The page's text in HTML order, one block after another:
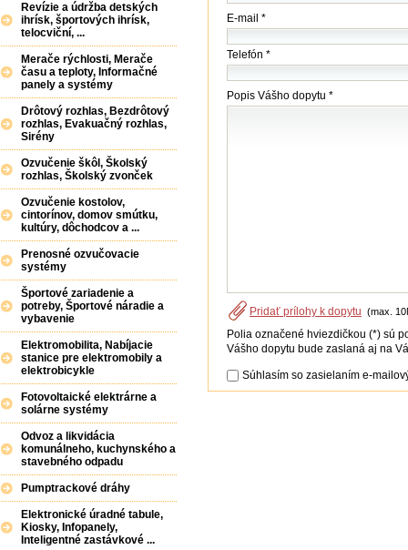
E-mail *
Telefón *
Popis Vášho dopytu *
Pridať prílohy k dopytu (max.
Polia označené hviezdičkou (*) sú
Vášho dopytu bude zaslaná aj na
Súhlasím so zasielaním e-
Revízie a údržba detských
ihrísk, športových ihrísk,
telocviční, ...
Merače rýchlosti, Merače
času a teploty, Informačné
panely a systémy
Drôtový rozhlas, Bezdrôtový
rozhlas, Evakuačný rozhlas,
Sirény
Ozvučenie škôl, Školský
rozhlas, Školský zvonček
Ozvučenie kostolov,
cintorínov, domov smútku,
kultúry, dôchodcov a ...
Prenosné ozvučovacie
systémy
Športové zariadenie a
potreby, Športové náradie a
vybavenie
Elektromobilita, Nabíjacie
stanice pre elektromobily a
elektrobicykle
Fotovoltaické elektrárne a
solárne systémy
Odvoz a likvidácia
komunálneho, kuchynského a
stavebného odpadu
Pumptrackové dráhy
Elektronické úradné tabule,
Kiosky, Infopanely,
Inteligentné zastávkové ...